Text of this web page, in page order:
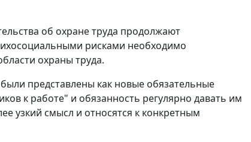
об охране труда продолжают
рисками необходимо
охраны труда.
представлены как новые обязательные
к работе" и обязанность регулярно давать им
узкий смысл и относятся к конкретным